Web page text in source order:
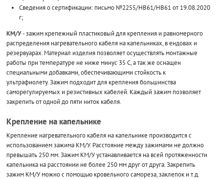
Сведения о сертификации: письмо №2255/НВ61/НВ61 от 19.08.2020
г;
КМ/У- зажим крепежный пластиковый для крепления и равномерного
распределения нагревательного кабеля на капельниках, в ендовах и
резервуарах. Материал изделия позволяет осуществлять монтажные
работы при температуре не ниже минус 35 С, а так же оснащен
специальными добавками, обеспечивающими стойкость к
ультрафиолету. Зажим подходит для крепления большинства
саморегулируемых и резистивных кабелей. Каждый зажим позволяет
закрепить от одной до пяти ниток кабеля.
Крепление на капельнике
Крепление нагревательного кабеля на капельнике производится с
использованием зажима КМ/У. Расстояние между зажимами не должно
превышать 250 мм. Зажим КМ/У устанавливается на всей протяженности
капельника на расстоянии не более 250 мм друг от друга. Закрепить
зажим КМ/У можно с помощью кровельного самореза, заклепок и т.д.